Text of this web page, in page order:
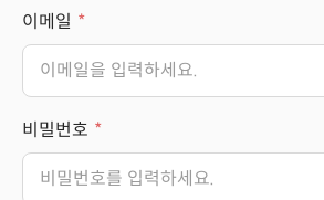
이메일
비밀번호